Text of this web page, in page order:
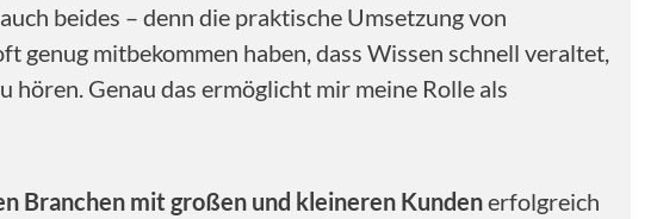
beides – denn die praktische Umsetzung von
mitbekommen haben, dass Wissen schnell veraltet,
hören. Genau das ermöglicht mir meine Rolle als
Branchen mit großen und kleineren Kundenerfolgreich